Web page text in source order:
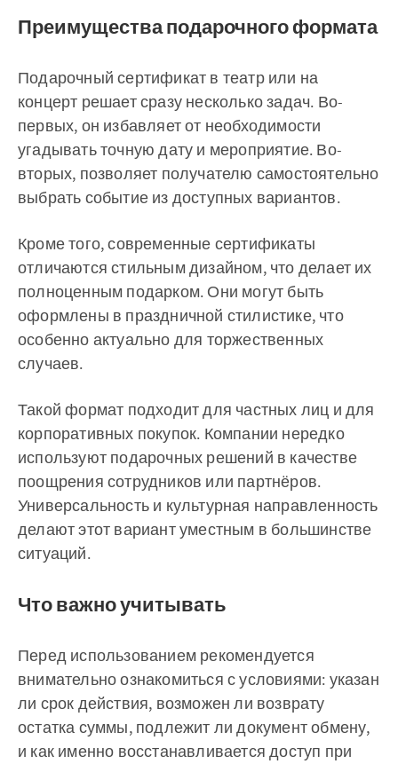
Преимущества подарочного формата
Подарочный сертификат в театр или на
концерт решает сразу несколько задач. Во-
первых, он избавляет от необходимости
угадывать точную дату и мероприятие. Во-
вторых, позволяет получателю самостоятельно
выбрать событие из доступных вариантов.
Кроме того, современные сертификаты
отличаются стильным дизайном, что делает их
полноценным подарком. Они могут быть
оформлены в праздничной стилистике, что
особенно актуально для торжественных
случаев.
Такой формат подходит для частных лиц и для
корпоративных покупок. Компании нередко
используют подарочных решений в качестве
поощрения сотрудников или партнёров.
Универсальность и культурная направленность
делают этот вариант уместным в большинстве
ситуаций.
Что важно учитывать
Перед использованием рекомендуется
внимательно ознакомиться с условиями: указан
ли срок действия, возможен ли возврату
остатка суммы, подлежит ли документ обмену,
и как именно восстанавливается доступ при